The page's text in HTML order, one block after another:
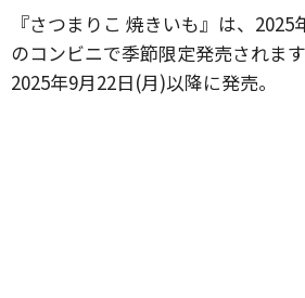
『さつまりこ 焼きいも』は、
のコンビニで季節限定発売されま
2025年9月22日(月)以降に発売。